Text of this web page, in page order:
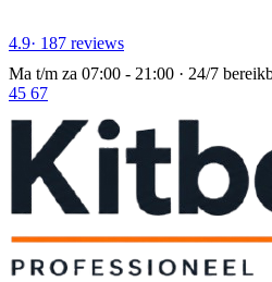
4.9· 187 reviews
Ma t/m za 07:00 - 21:00 · 24/7
45 67